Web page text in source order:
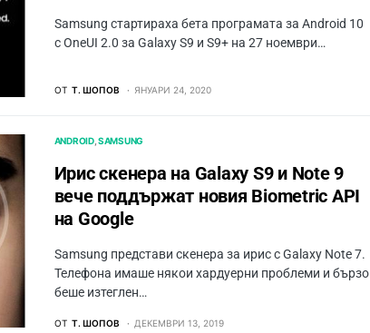
Samsung стартираха бета програмата за Android 10
с OneUI 2.0 за Galaxy S9 и S9+ на 27 ноември…
ОТ Т. ШОПОВ ЯНУАРИ 24, 2020
ANDROID SAMSUNG
Ирис скенера на Galaxy S9 и Note 9
вече поддържат новия Biometric API
на Google
Samsung представи скенера за ирис с Galaxy Note 7.
Телефона имаше някои хардуерни проблеми и бързо
беше изтеглен…
ОТ Т. ШОПОВ ДЕКЕМВРИ 13, 2019